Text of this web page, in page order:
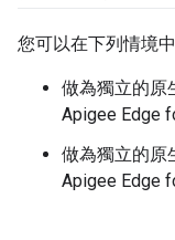
您可以在下列情境
做為獨立的原
Apigee Edge
做為獨立的原
Apigee Edge